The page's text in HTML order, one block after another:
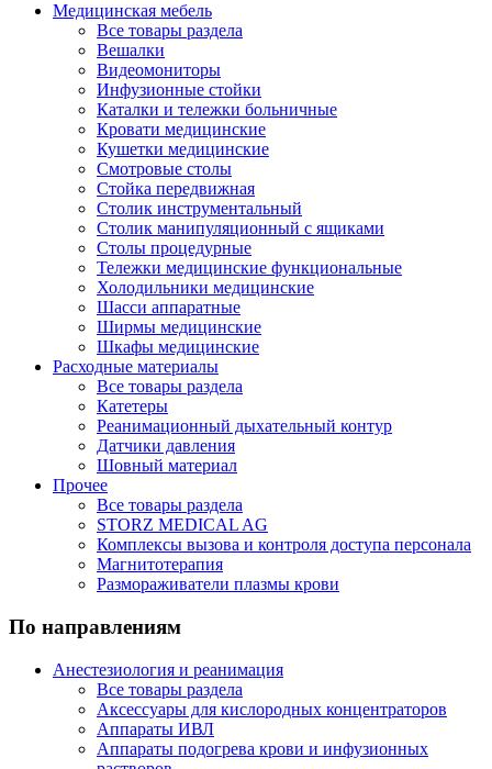
Медицинская мебель
Все товары раздела
Вешалки
Видеомониторы
Инфузионные стойки
Каталки и тележки больничные
Кровати медицинские
Кушетки медицинские
Смотровые столы
Стойка передвижная
Столик инструментальный
Столик манипуляционный с ящиками
Столы процедурные
Тележки медицинские функциональные
Холодильники медицинские
Шасси аппаратные
Ширмы медицинские
Шкафы медицинские
Расходные материалы
Все товары раздела
Катетеры
Реанимационный дыхательный контур
Датчики давления
Шовный материал
Прочее
Все товары раздела
STORZ MEDICAL AG
Комплексы вызова и контроля доступа персонала
Магнитотерапия
Размораживатели плазмы крови
По направлениям
Анестезиология и реанимация
Все товары раздела
Аксессуары для кислородных концентраторов
Аппараты ИВЛ
Аппараты подогрева крови и инфузионных